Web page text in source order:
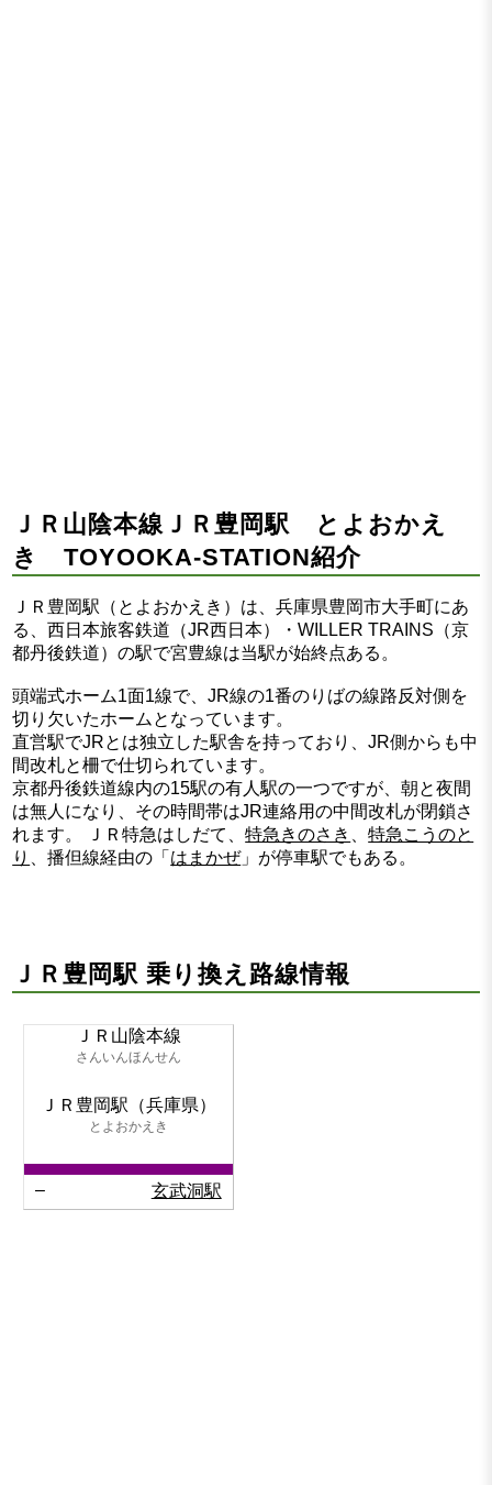
ＪＲ山陰本線ＪＲ豊岡駅 とよおかえ
き TOYOOKA-STATION紹介
ＪＲ豊岡駅（とよおかえき）は、兵庫県豊岡市大手町にあ
る、西日本旅客鉄道（JR西日本）・WILLER TRAINS（京
都丹後鉄道）の駅で宮豊線は当駅が始終点ある。
頭端式ホーム1面1線で、JR線の1番のりばの線路反対側を
切り欠いたホームとなっています。
直営駅でJRとは独立した駅舎を持っており、JR側からも中
間改札と柵で仕切られています。
京都丹後鉄道線内の15駅の有人駅の一つですが、朝と夜間
は無人になり、その時間帯はJR連絡用の中間改札が閉鎖さ
れます。 ＪＲ特急はしだて、特急きのさき 、特急こうのと
り
、播但線経由の「 はまかぜ」が停車駅でもある。
ＪＲ豊岡駅 乗り換え路線情報
ＪＲ山陰本線
さんいんほんせん
ＪＲ豊岡駅（兵庫県）
とよおかえき
– 玄武洞駅